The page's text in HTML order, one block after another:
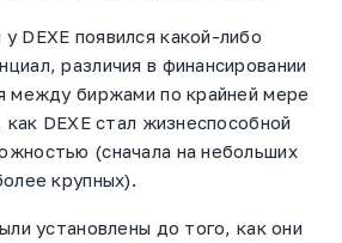
DEXE появился какой-либо
различия в финансировании
между биржами по крайней мере
DEXE стал жизнеспособной
(сначала на небольших
крупных).
установлены до того, как они